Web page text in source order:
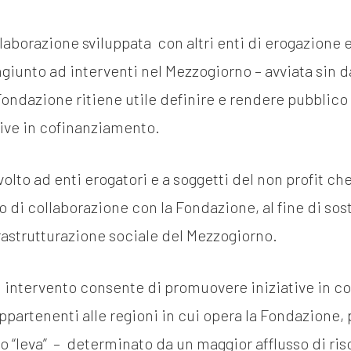
sviluppata con altri enti di erogazione
ad interventi nel Mezzogiorno – avviata sin
ritiene utile definire e rendere
in cofinanziamento.
ad enti erogatori e a soggetti del non profit
di collaborazione con la Fondazione, al fine di
sociale del Mezzogiorno.
intervento consente di promuovere iniziative in
alle regioni in cui opera la Fondazione,
“leva” – determinato da un maggior afflusso di